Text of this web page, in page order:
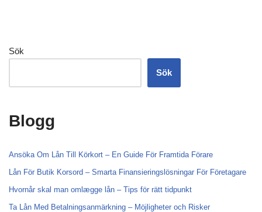
Sök
Sök
Blogg
Ansöka Om Lån Till Körkort – En Guide För Framtida Förare
Lån För Butik Korsord – Smarta Finansieringslösningar För Företagare
Hvornår skal man omlægge lån – Tips för rätt tidpunkt
Ta Lån Med Betalningsanmärkning – Möjligheter och Risker